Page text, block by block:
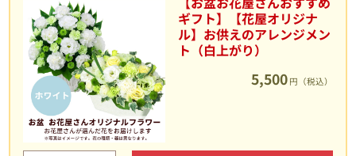
ギフト】【花屋オリジナ
ル】お供えのアレンジメン
ト（白上がり）
5,500 円（税込）